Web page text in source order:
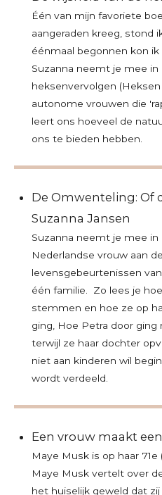
Één van mijn favoriete
aangeraden kreeg, stond
éénmaal begonnen kon
Suzanna neemt je mee
heksenvervolgen
autonome vrouwen die
leert ons hoeveel de
ons te bieden hebben.
De Omwenteling: Of
Suzanna Jansen
Suzanna neemt je mee
Nederlandse vrouw aan
levensgebeurtenissen
één familie. Zo lees je
stemmen en hoe ze op
ging, Hoe Petra door ging
terwijl ze haar dochter
niet aan kinderen wil
wordt verdeeld.
Een vrouw maakt
Maye Musk is op haar 71e
Maye Musk vertelt over
het huiselijk geweld dat